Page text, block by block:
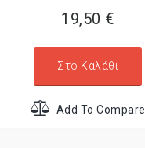
19,50 €
Στο Καλάθι
Add To Compare